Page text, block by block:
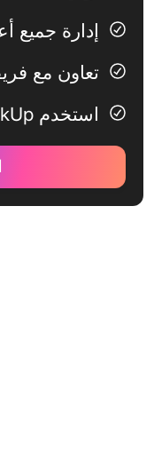
إدارة جميع
تعاون مع
استخدم ClickUp مجانًا—إلى الأبد